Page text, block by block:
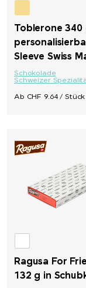
Toblerone 340
Sleeve Swiss
Schokolade
Schweizer
Ab CHF 9.64 / Stück
Ragusa For
132 g in